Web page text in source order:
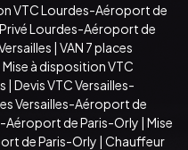
VTC Lourdes-Aéroport de
Lourdes-Aéroport de
| VAN 7 places
Mise à disposition VTC
| Devis VTC Versailles-
Versailles-Aéroport de
Aéroport de Paris-Orly | Mise
de Paris-Orly | Chauffeur